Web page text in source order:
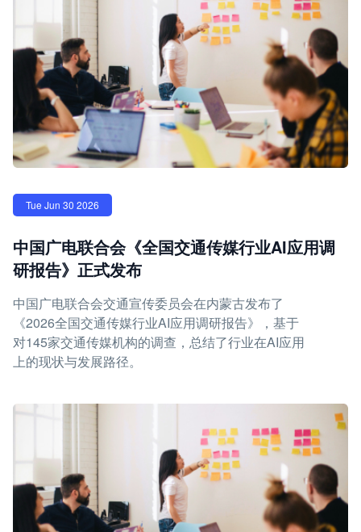
Tue Jun 30 2026
中国广电联合会《全国交通传媒行业AI应用调
研报告》正式发布
中国广电联合会交通宣传委员会在内蒙古发布了
《2026全国交通传媒行业AI应用调研报告》，基于
对145家交通传媒机构的调查，总结了行业在AI应用
上的现状与发展路径。